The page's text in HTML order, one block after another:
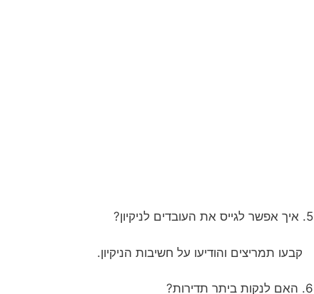
5. איך אפשר לגייס את העובדים לניקיון?
קבעו תמריצים והודיעו על חשיבות הניקיון.
6. האם לנקות ביתר תדירות?